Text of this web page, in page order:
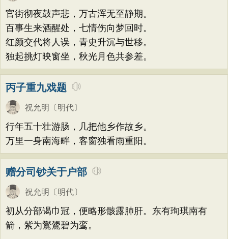
官街彻夜鼓声悲，万古浑无至静期。
百事生来酒醒处，七情伤向梦回时。
红颜交代将人误，青史升沉与世移。
独起挑灯映窗坐，秋光月色共参差。
丙子重九戏题
祝允明 〔明代〕
行年五十壮游肠，几把他乡作故乡。
万里一身南海畔，客窗独看雨重阳。
赠分司钞关于户部
祝允明 〔明代〕
初从分部谒巾冠，便略形骸露肺肝。东有珣琪南有
箭，紫为鸑鷟碧为鸾。